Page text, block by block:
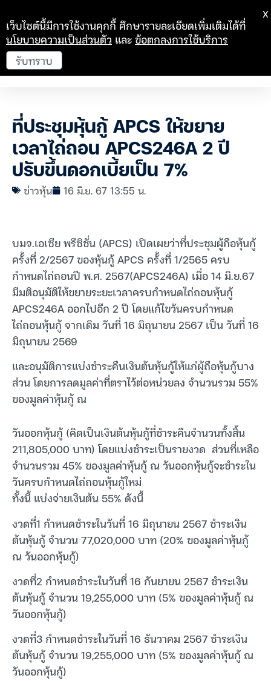
ที่ประชุมหุ้นกู้ APCS ให้ขยาย
เวลาไถ่ถอน APCS246A 2 ปี
ปรับขึ้นดอกเบี้ยเป็น 7%
ข่าวหุ้น 16 มิ.ย. 67 13:55 น.
บมจ.เอเซีย พรีซิชั่น (APCS) เปิดเผยว่าที่ประชุมผู้ถือหุ้นกู้
ครั้งที่ 2/2567 ของหุ้นกู้ APCS ครั้งที่ 1/2565 ครบ
กำหนดไถ่ถอนปี พ.ศ. 2567(APCS246A) เมื่อ 14 มิ.ย.67
มีมติอนุมัติให้ขยายระยะเวลาครบกำหนดไถ่ถอนหุ้นกู้
APCS246A ออกไปอีก 2 ปี โดยแก้ไขวันครบกำหนด
ไถ่ถอนหุ้นกู้ จากเดิม วันที่ 16 มิถุนายน 2567 เป็น วันที่ 16
มิถุนายน 2569
และอนุมัติการแบ่งชำระคืนเงินต้นหุ้นกู้ให้แก่ผู้ถือหุ้นกู้บาง
ส่วน โดยการลดมูลค่าที่ตราไว้ต่อหน่วยลง จำนวนรวม 55%
ของมูลค่าหุ้นกู้ ณ
วันออกหุ้นกู้ (คิดเป็นเงินต้นหุ้นกู้ที่ชำระคืนจำนวนทั้งสิ้น
211,805,000 บาท) โดยแบ่งชำระเป็นรายงวด ส่วนที่เหลือ
จำนวนรวม 45% ของมูลค่าหุ้นกู้ ณ วันออกหุ้นกู้จะชำระใน
วันครบกำหนดไถ่ถอนหุ้นกู้ใหม่
ทั้งนี้ แบ่งจ่ายเงินต้น 55% ดังนี้
งวดที่1 กำหนดชำระในวันที่ 16 มิถุนายน 2567 ชำระเงิน
ต้นหุ้นกู้ จำนวน 77,020,000 บาท (20% ของมูลค่าหุ้นกู้
ณ วันออกหุ้นกู้)
งวดที่2 กำหนดชำระในวันที่ 16 กันยายน 2567 ชำระเงิน
ต้นหุ้นกู้ จำนวน 19,255,000 บาท (5% ของมูลค่าหุ้นกู้ ณ
วันออกหุ้นกู้)
งวดที่3 กำหนดชำระในวันที่ 16 ธันวาคม 2567 ชำระเงิน
ต้นหุ้นกู้ จำนวน 19,255,000 บาท (5% ของมูลค่าหุ้นกู้ ณ
วันออกหุ้นกู้)
เว็บไซต์นี้มีการใช้งานคุกกี้ ศึกษารายละเอียดเพิ่มเติมได้ที่
นโยบายความเป็นส่วนตัว และข้อตกลงการใช้บริการ
รับทราบ
X